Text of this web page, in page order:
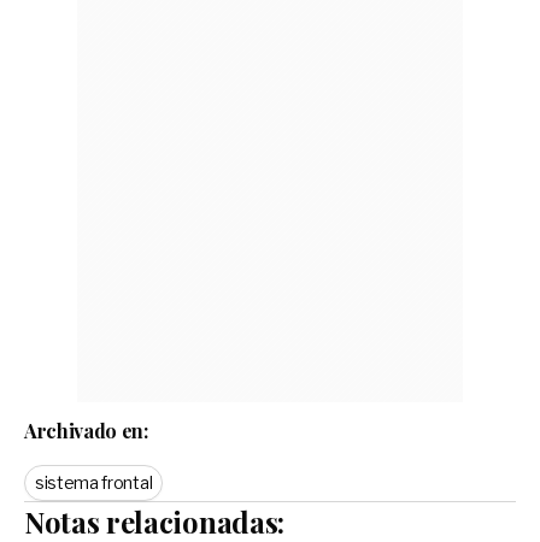
Archivado en:
sistema frontal
Notas relacionadas: